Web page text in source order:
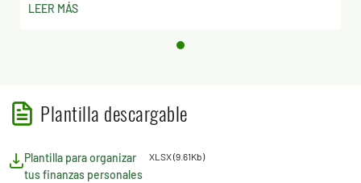
LEER MÁS
Plantilla descargable
Plantilla para organizar
tus finanzas personales
XLSX (9.61Kb)